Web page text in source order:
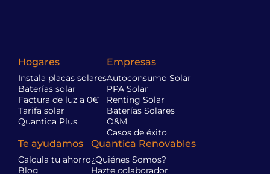
Hogares
Instala placas solares
Baterías solar
Factura de luz a 0€
Tarifa solar
Quantica Plus
Empresas
Autoconsumo Solar
PPA Solar
Renting Solar
Baterías Solares
O&M
Casos de éxito
Te ayudamos
Calcula tu ahorro
Blog
Quantica Renovables
¿Quiénes Somos?
Hazte colaborador